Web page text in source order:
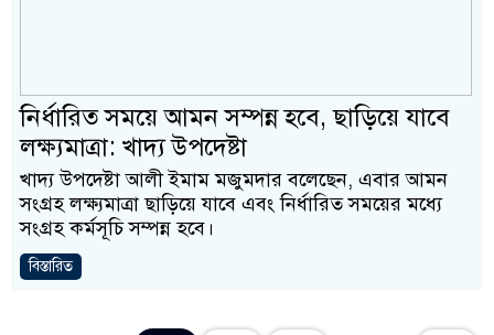
নির্ধারিত সময়ে আমন সম্পন্ন হবে, ছাড়িয়ে যাবে
লক্ষ্যমাত্রা: খাদ্য উপদেষ্টা
খাদ্য উপদেষ্টা আলী ইমাম মজুমদার বলেছেন, এবার আমন
সংগ্রহ লক্ষ্যমাত্রা ছাড়িয়ে যাবে এবং নির্ধারিত সময়ের মধ্যে
সংগ্রহ কর্মসূচি সম্পন্ন হবে।
বিস্তারিত